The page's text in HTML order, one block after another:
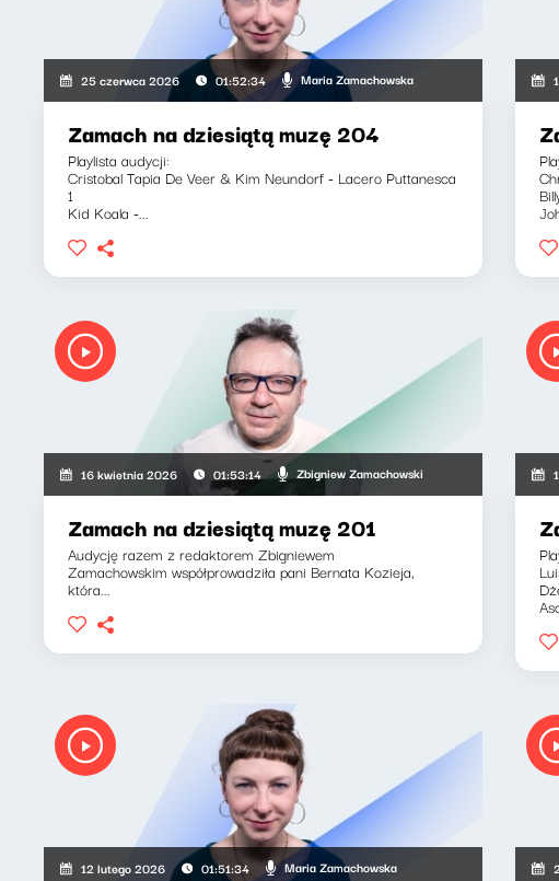
25 czerwca 2026 01:52:34 Maria Zamachowska
Zamach na dziesiątą muzę 204
Playlista audycji:
Cristobal Tapia De Veer & Kim Neundorf - Lacero Puttanesca
1
Kid Koala -...
16 kwietnia 2026 01:53:14 Zbigniew Zamachowski
Zamach na dziesiątą muzę 201
Audycję razem z redaktorem Zbigniewem
Zamachowskim współprowadziła pani Bernata Kozieja,
która...
12 lutego 2026 01:51:34 Maria Zamachowska